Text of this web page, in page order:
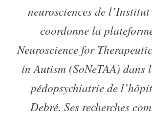
neurosciences de
coordonne la
Neuroscience for
in Autism (SoNeTAA) dans
pédopsychiatrie de
Debré. Ses recherches